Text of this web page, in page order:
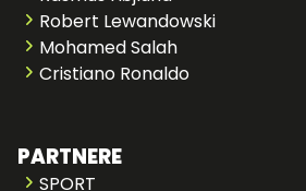
Robert Lewandowski
Mohamed Salah
Cristiano Ronaldo
PARTNERE
SPORT